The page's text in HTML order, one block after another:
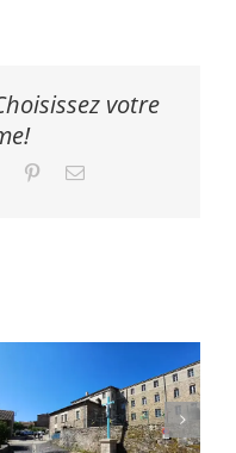
votre
WhatsApp
PinterestEmail